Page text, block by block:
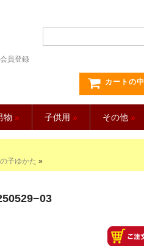
員登録
カートの中
物 » 子供用 » その他 »
子ゆかた »